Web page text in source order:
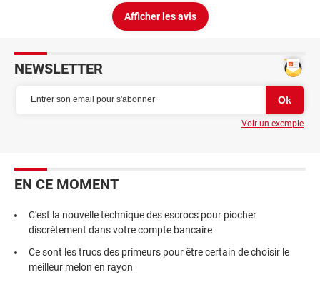
Afficher les avis
NEWSLETTER
Voir un exemple
EN CE MOMENT
C'est la nouvelle technique des escrocs pour piocher
discrètement dans votre compte bancaire
Ce sont les trucs des primeurs pour être certain de choisir le
meilleur melon en rayon